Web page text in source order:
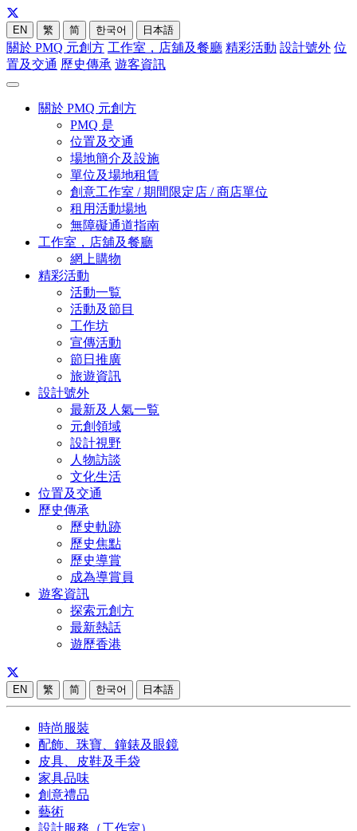
EN 繁 简 한국어 日本語
關於 PMQ 元創方 工作室，店舖及餐廳 精彩活動 設計號外 位
置及交通 歷史傳承 遊客資訊
關於 PMQ 元創方
PMQ 是
位置及交通
場地簡介及設施
單位及場地租賃
創意工作室 / 期間限定店 / 商店單位
租用活動場地
無障礙通道指南
工作室，店舖及餐廳
網上購物
精彩活動
活動一覧
活動及節目
工作坊
宣傳活動
節日推廣
旅遊資訊
設計號外
最新及人氣一覧
元創領域
設計視野
人物訪談
文化生活
位置及交通
歷史傳承
歷史軌跡
歷史焦點
歷史導賞
成為導賞員
遊客資訊
探索元創方
最新熱話
遊歷香港
EN 繁 简 한국어 日本語
時尚服裝
配飾、珠寶、鐘錶及眼鏡
皮具、皮鞋及手袋
家具品味
創意禮品
藝術
設計服務（工作室）